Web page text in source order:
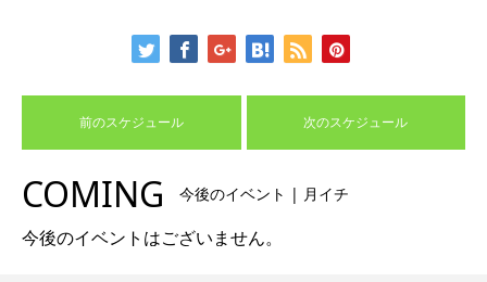
前のスケジュール 次のスケジュール
COMING 今後のイベント | 月イチ
今後のイベントはございません。